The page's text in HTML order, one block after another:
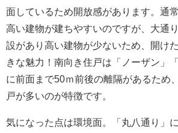
面しているため開放感があります。通
高い建物が建ちやすいのですが、大通
設があり高い建物が少ないため、開け
きな魅力！南向き住戸は「ノーザン」
に前面まで50ｍ前後の離隔があるため
戸が多いのが特徴です。
気になった点は環境面。「丸八通り」